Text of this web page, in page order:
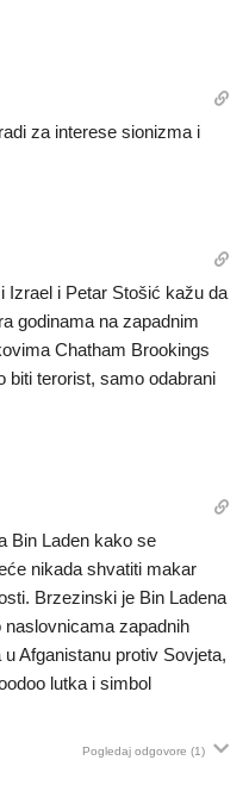
za interese sionizma i
Izrael i Petar Stošić kažu da
godinama na zapadnim
Chatham Brookings
biti terorist, samo odabrani
Bin Laden kako se
nikada shvatiti makar
Brzezinski je Bin Ladena
naslovnicama zapadnih
Afganistanu protiv Sovjeta,
lutka i simbol
Pogledaj odgovore (1)